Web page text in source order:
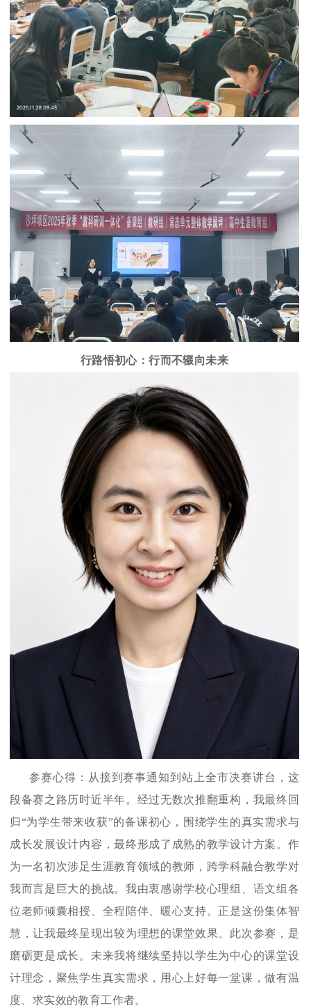
行路悟初心：行而不辍向未来
参赛心得：从接到赛事通知到站上全市决赛讲台，这
段备赛之路历时近半年。经过无数次推翻重构，我最终回
归“为学生带来收获”的备课初心，围绕学生的真实需求与
成长发展设计内容，最终形成了成熟的教学设计方案。作
为一名初次涉足生涯教育领域的教师，跨学科融合教学对
我而言是巨大的挑战。我由衷感谢学校心理组、语文组各
位老师倾囊相授、全程陪伴、暖心支持。正是这份集体智
慧，让我最终呈现出较为理想的课堂效果。此次参赛，是
磨砺更是成长。未来我将继续坚持以学生为中心的课堂设
计理念，聚焦学生真实需求，用心上好每一堂课，做有温
度、求实效的教育工作者。